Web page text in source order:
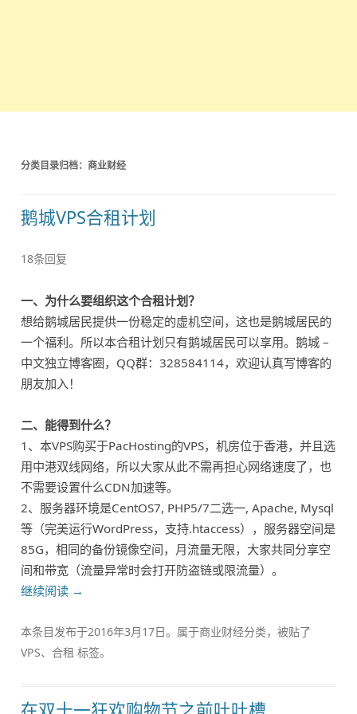
分类目录归档：商业财经
鹅城VPS合租计划
18条回复
一、为什么要组织这个合租计划？
想给鹅城居民提供一份稳定的虚机空间，这也是鹅城居民的
一个福利。所以本合租计划只有鹅城居民可以享用。鹅城 –
中文独立博客圈，QQ群：328584114，欢迎认真写博客的
朋友加入！
二、能得到什么？
1、本VPS购买于PacHosting的VPS，机房位于香港，并且选
用中港双线网络，所以大家从此不需再担心网络速度了，也
不需要设置什么CDN加速等。
2、服务器环境是CentOS7, PHP5/7二选一, Apache, Mysql
等（完美运行WordPress，支持.htaccess），服务器空间是
85G，相同的备份镜像空间，月流量无限，大家共同分享空
间和带宽（流量异常时会打开防盗链或限流量）。
继续阅读 →
本条目发布于2016年3月17日。属于商业财经分类，被贴了
VPS、合租 标签。
在双十一狂欢购物节之前吐吐槽